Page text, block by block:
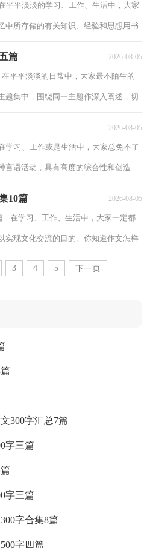
平平淡淡的学习、工作、生活中，大家
中所存储的有关知识、经验和思想用书
篇 2026-08-05
平平淡淡的日常中，大家最不陌生的
题集中，围绕同一主题作深入阐述，切
2026-08-05
习、工作或是生活中，大家总免不了
言语活动，具有高度的综合性和创造
10篇 2026-08-05
在学习、工作、生活中，大家一定都
实现文化交流的目的。你知道作文怎样
的叙事...
3 4 5
下一页
300字汇总7篇
字三篇
字三篇
字合集8篇
字四篇